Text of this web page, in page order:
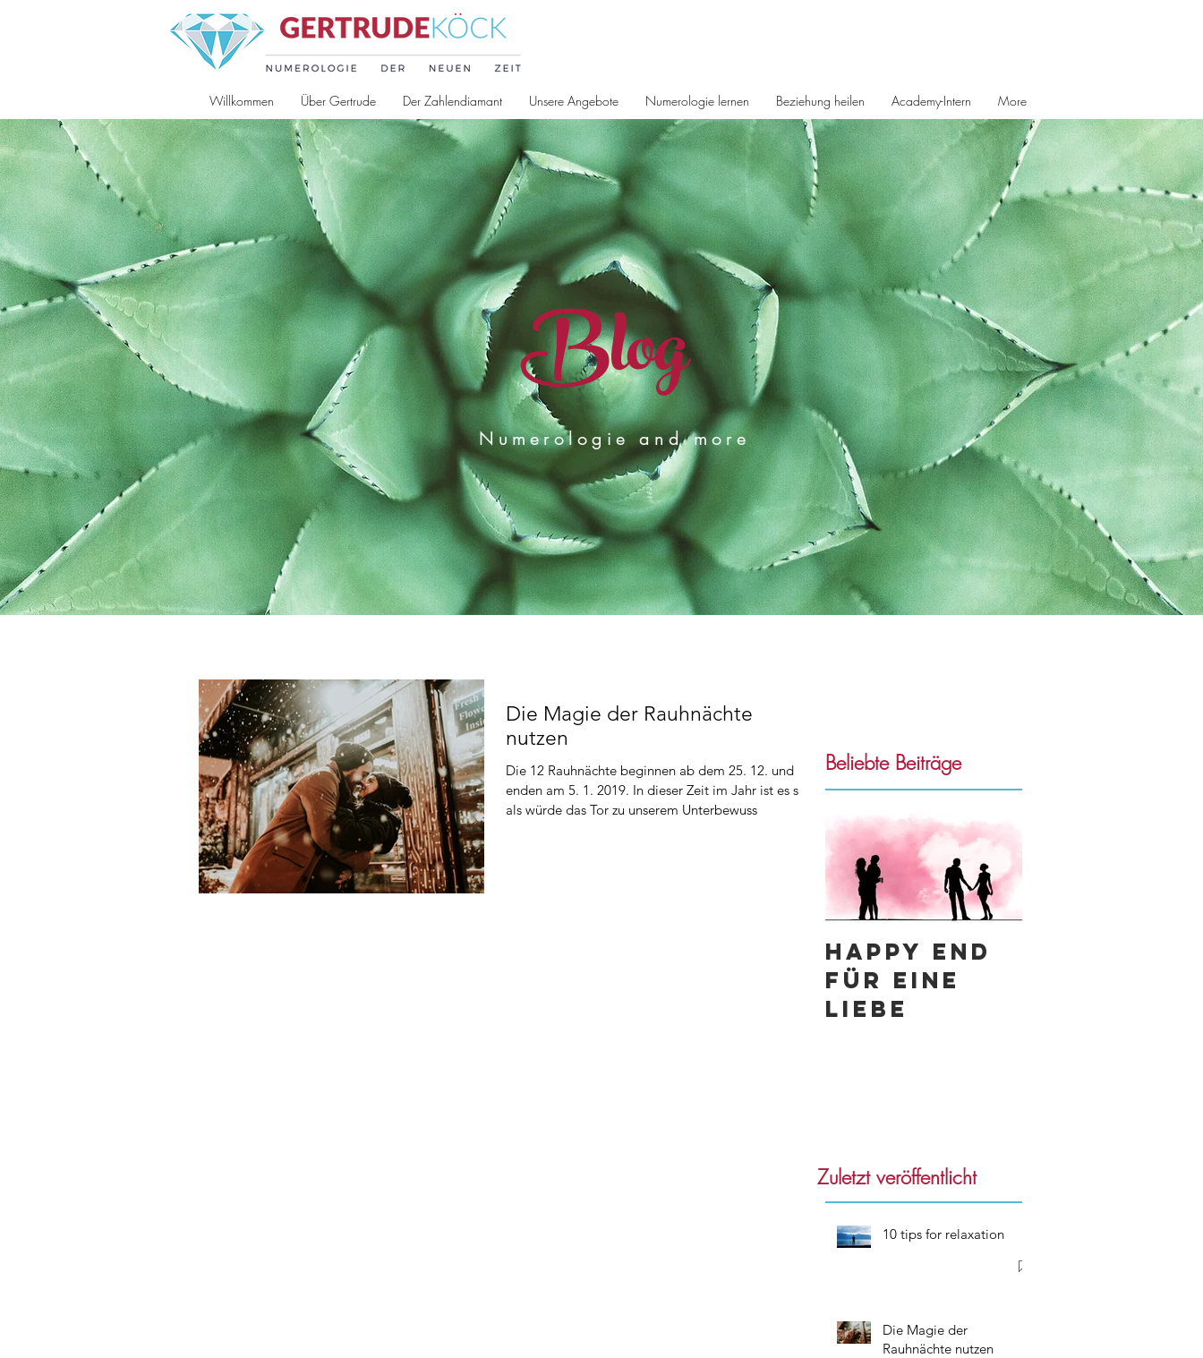
Willkommen Über Gertrude Der Zahlendiamant Unsere Angebote Numerologie lernen Beziehung heilen Academy-Intern More
Numerologie and more
Blog
Die Magie der Rauhnächte
nutzen
Die 12 Rauhnächte beginnen ab dem 25. 12. und
enden am 5. 1. 2019. In dieser Zeit im Jahr ist es so
als würde das Tor zu unserem Unterbewuss
Beliebte Beiträge
Happy End
für eine
Liebe
Zuletzt veröffentlicht
10 tips for relaxation
Die Magie der
Rauhnächte nutzen